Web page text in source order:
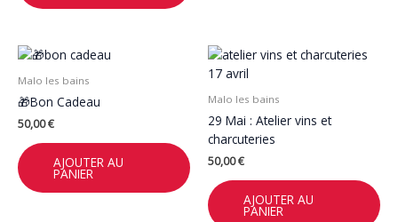
Malo les bains
🎁Bon Cadeau
50,00€
AJOUTER AU
PANIER
Malo les bains
29 Mai : Atelier vins et
charcuteries
50,00€
AJOUTER AU
PANIER